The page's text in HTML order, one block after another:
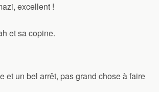
excellent !
et sa copine.
et un bel arrêt, pas grand chose à faire